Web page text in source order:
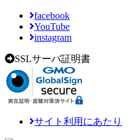
facebook
YouTube
instagram
SSLサーバ証明書
サイト利用にあたり